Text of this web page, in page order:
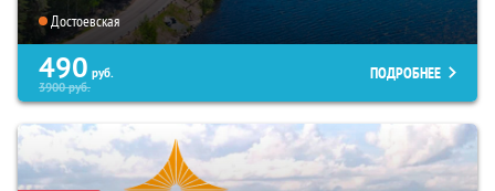
Достоевская
490 руб.
3900руб.
ПОДРОБНЕЕ